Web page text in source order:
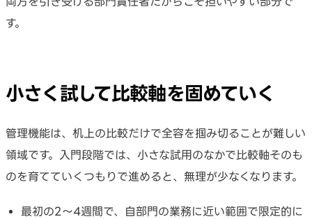
す。
小さく試して比較軸を固めていく
管理機能は、机上の比較だけで全容を掴み切ることが難しい
領域です。入門段階では、小さな試用のなかで比較軸そのも
のを育てていくつもりで進めると、無理が少なくなります。
最初の2〜4週間で、自部門の業務に近い範囲で限定的に